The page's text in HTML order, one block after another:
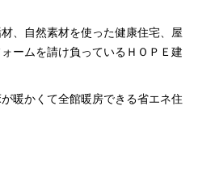
、自然素材を使った健康住宅、屋
ームを請け負っているＨＯＰＥ建
暖かくて全館暖房できる省エネ住